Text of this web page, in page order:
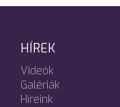
HÍREK
Videók
Galériák
Híreink